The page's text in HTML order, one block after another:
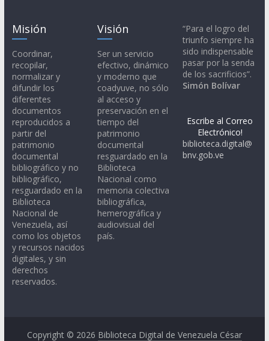
Misión
Coordinar,
recopilar,
normalizar y
difundir los
diferentes
documentos
reproducidos a
partir del
patrimonio
documental
bibliográfico y no
bibliográfico,
resguardado en la
Biblioteca
Nacional de
Venezuela, así
como los objetos
y recursos nacidos
digitales, y sin
derechos
reservados.
Visión
Ser un servicio
efectivo, dinámico
y moderno que
coadyuve, no sólo
al acceso y
preservación en el
tiempo del
patrimonio
documental
resguardado en la
Biblioteca
Nacional como
memoria colectiva
bibliográfica,
hemerográfica y
audiovisual del
país.
“Para el logro del
triunfo siempre ha
sido indispensable
pasar por la senda
de los sacrificios”.
Simón Bolívar
Escribe al Correo
Electrónico!
biblioteca.digital@
bnv.gob.ve
Copyright © 2026 Biblioteca Digital de Venezuela César